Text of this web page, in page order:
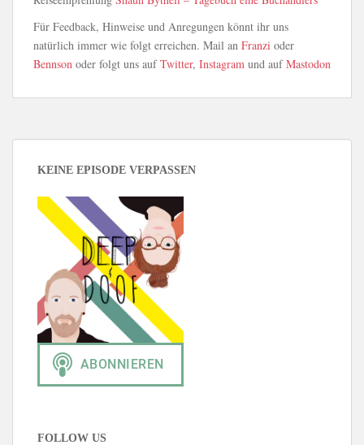
Für Feedback, Hinweise und Anregungen könnt ihr uns
natürlich immer wie folgt erreichen. Mail an Franzi oder
Bennson oder folgt uns aufTwitter, Instagram und aufMastodon
KEINE EPISODE VERPASSEN
FOLLOW US